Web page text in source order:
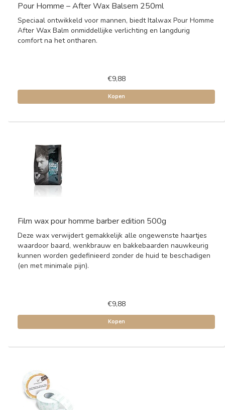
Pour Homme – After Wax Balsem 250ml
Speciaal ontwikkeld voor mannen, biedt Italwax Pour Homme
After Wax Balm onmiddellijke verlichting en langdurig
comfort na het ontharen.
€9,88
Kopen
Film wax pour homme barber edition 500g
Deze wax verwijdert gemakkelijk alle ongewenste haartjes
waardoor baard, wenkbrauw en bakkebaarden nauwkeurig
kunnen worden gedefinieerd zonder de huid te beschadigen
(en met minimale pijn).
€9,88
Kopen